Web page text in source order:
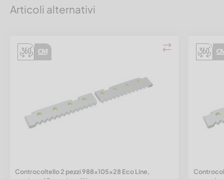
Articoli alternativi
Controcoltello 2 pezzi 988x105x28 Eco Line,